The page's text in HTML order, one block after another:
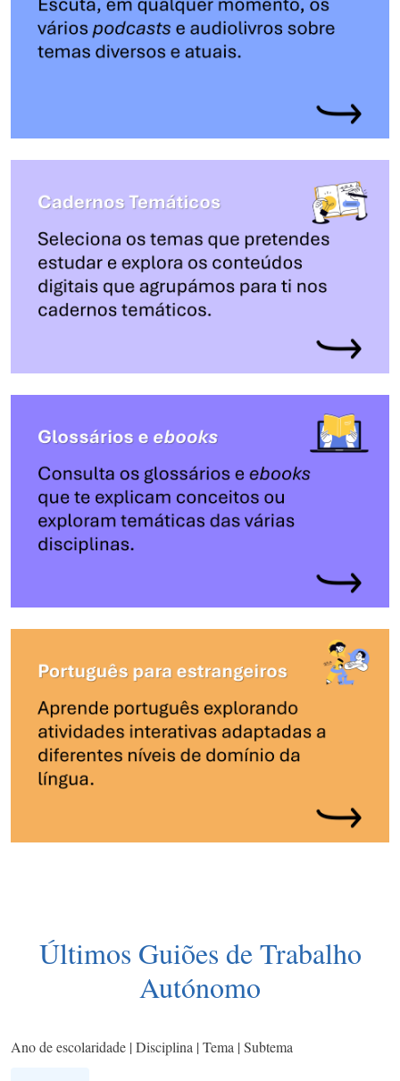
Últimos Guiões de Trabalho
Autónomo
Ano de escolaridade | Disciplina | Tema | Subtema